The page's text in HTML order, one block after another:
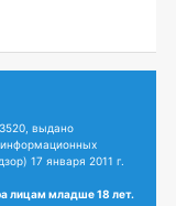
выдано
17 января 2011 г.
лицам младше 18 лет.